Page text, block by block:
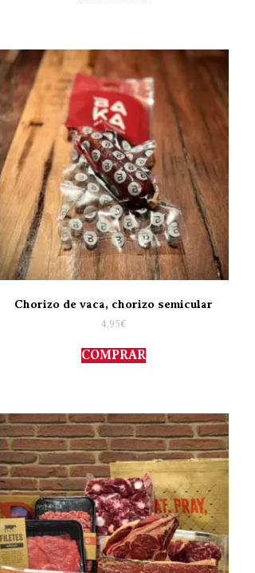
Chorizo de vaca, chorizo semicular
4,95€
COMPRAR